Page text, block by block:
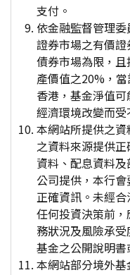
支付。
依金融監督管理
證券市場之有價
債券市場為限，
產價值之20%，
香港，基金淨值
經濟環境改變而受
本網站所提供之
之資料來源提供
資料、配息資料
公司提供，本行
正確資訊。未經
任何投資決策前
務狀況及風險承
基金之公開說明書
本網站部分境外